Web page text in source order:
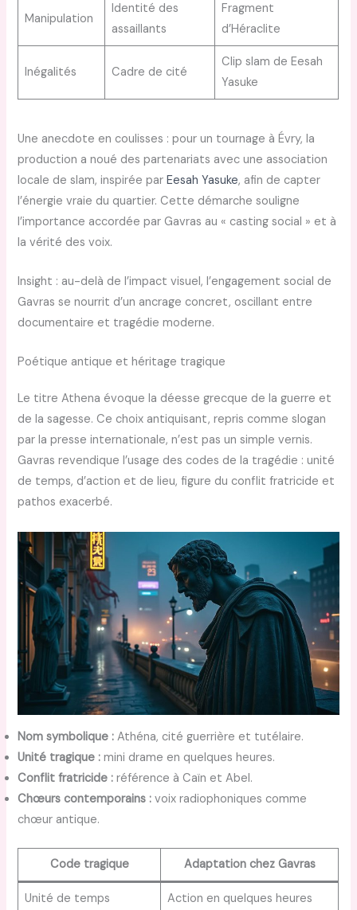
Manipulation
Identité des
assaillants
Fragment
d’Héraclite
Inégalités Cadre de cité
Clip slam de Eesah
Yasuke
Une anecdote en coulisses : pour un tournage à Évry, la
production a noué des partenariats avec une association
locale de slam, inspirée parEesah Yasuke, afin de capter
l’énergie vraie du quartier. Cette démarche souligne
l’importance accordée par Gavras au « casting social » et à
la vérité des voix.
Insight : au-delà de l’impact visuel, l’engagement social de
Gavras se nourrit d’un ancrage concret, oscillant entre
documentaire et tragédie moderne.
Poétique antique et héritage tragique
Le titre Athena évoque la déesse grecque de la guerre et
de la sagesse. Ce choix antiquisant, repris comme slogan
par la presse internationale, n’est pas un simple vernis.
Gavras revendique l’usage des codes de la tragédie : unité
de temps, d’action et de lieu, figure du conflit fratricide et
pathos exacerbé.
Nom symbolique : Athéna, cité guerrière et tutélaire.
Unité tragique : mini drame en quelques heures.
Conflit fratricide : référence à Caïn et Abel.
Chœurs contemporains : voix radiophoniques comme
chœur antique.
Code tragique Adaptation chez Gavras
Unité de temps Action en quelques heures